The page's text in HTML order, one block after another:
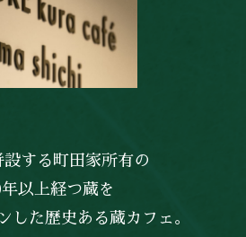
設する町田家所有の
以上経つ蔵を
した歴史ある蔵カフェ。